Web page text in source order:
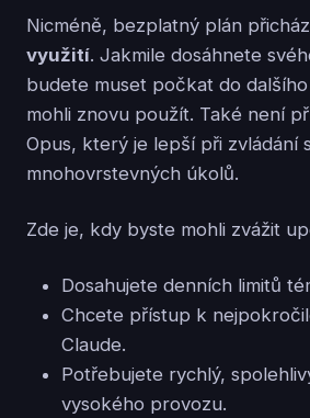
Nicméně, bezplatný plán
využití. Jakmile dosáhnete
budete muset počkat do
mohli znovu použít. Také není
Opus, který je lepší při zvládání
mnohovrstevných úkolů.
Zde je, kdy byste mohli zvážit
Dosahujete denních limitů
Chcete přístup k
Claude.
Potřebujete rychlý,
vysokého provozu.